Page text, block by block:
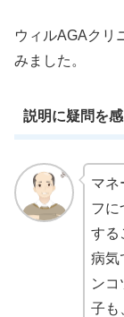
ウィルAGAクリ
みました。
説明に疑問を
マネ
フに
する
病気
ンコ
子も